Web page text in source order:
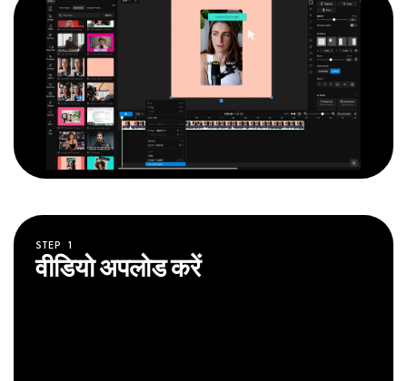
STEP 1
वीडियो अपलोड करें